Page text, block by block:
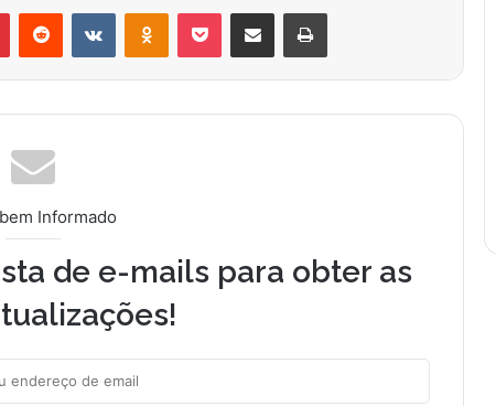
Informado
de e-mails para obter as